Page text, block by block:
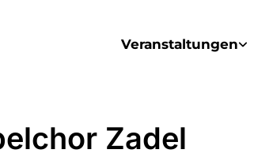
Veranstaltungen
Zadel